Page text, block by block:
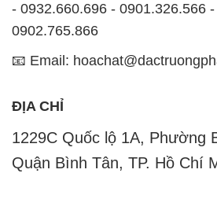
- 0932.660.696 - 0901.326.566
0902.765.866
📧 Email:
ĐỊA CHỈ
1229C Quốc lộ 1A, Phường
Quận Bình Tân, TP. Hồ Chí